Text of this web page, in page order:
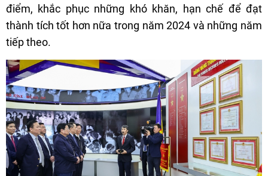
điểm, khắc phục những khó khăn, hạn chế để đạt
thành tích tốt hơn nữa trong năm 2024 và những năm
tiếp theo.